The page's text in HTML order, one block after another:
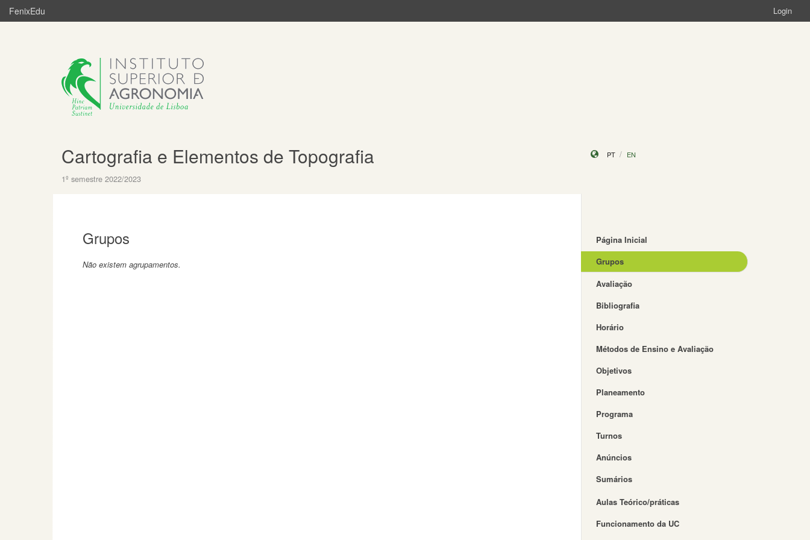
FenixEdu Login
Cartografia e Elementos de Topografia
1º semestre 2022/2023
PT EN
Grupos
Não existem agrupamentos.
Página Inicial
Grupos
Avaliação
Bibliografia
Horário
Métodos de Ensino e Avaliação
Objetivos
Planeamento
Programa
Turnos
Anúncios
Sumários
Aulas Teórico/práticas
Funcionamento da UC